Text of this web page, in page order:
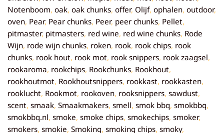
Notenboom, oak, oak chunks, offer, Olijf, ophalen, outdoor,
oven, Pear, Pear chunks, Peer, peer chunks, Pellet,
pitmaster, pitmasters, red wine, red wine chunks, Rode
Wijn, rode wijn chunks, roken, rook, rook chips, rook
chunks, rook hout, rook mot, rook snippers, rook zaagsel,
rookaroma, rookchips, Rookchunks, Rookhout,
rookhoutmot, Rookhoutsnippers, rookkast, rookkasten,
rooklucht, Rookmot, rookoven, rooksnippers, sawdust,
scent, smaak, Smaakmakers, smell, smok bbq, smokbbq,
smokbbq.nl, smoke, smoke chips, smokechips, smoker,
smokers, smokie, Smoking, smoking chips, smoky,